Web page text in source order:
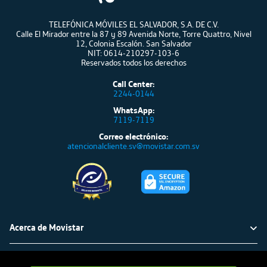
TELEFÓNICA MÓVILES EL SALVADOR, S.A. DE C.V.
Calle El Mirador entre la 87 y 89 Avenida Norte, Torre Quattro, Nivel
12, Colonia Escalón. San Salvador
NIT: 0614-210297-103-6
Reservados todos los derechos
Call Center:
2244-0144
WhatsApp:
7119-7119
Correo electrónico:
atencionalcliente.sv@movistar.com.sv
Acerca de Movistar